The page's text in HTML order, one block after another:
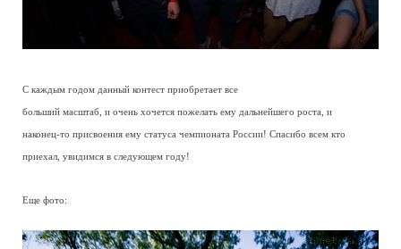
С каждым годом данный контест приобретает все
больший масштаб, и очень хочется пожелать ему дальнейшего роста, и
наконец-то присвоения ему статуса чемпионата России! Спасибо всем кто
приехал, увидимся в следующем году!
Еще фото: